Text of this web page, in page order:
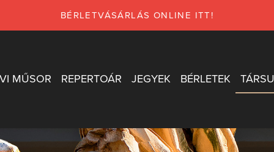
BÉRLETVÁSÁRLÁS ONLINE ITT!
MŰSOR REPERTOÁR JEGYEK BÉRLETEK